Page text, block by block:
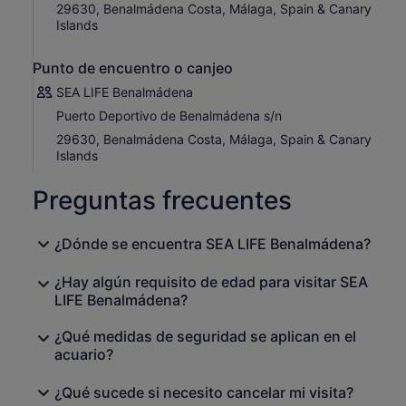
concienciación, y contribuimos constantemente a la
conservación y el bienestar de los animales marinos.
Benalmádena está realizando actualmente unas obras
para mejorar sus instalaciones. Muy pronto puedes
Benalmádena te pide disculpas por las molestias
ocasionadas; el personal in situ atenderá tus consultas.
29630, Benalmádena Costa, Málaga, Spain & Canary
Islands
Punto de encuentro o canjeo
SEA LIFE Benalmádena
Puerto Deportivo de Benalmádena s/n
29630, Benalmádena Costa, Málaga, Spain & Canary
Islands
Preguntas frecuentes
¿Dónde se encuentra SEA LIFE Benalmádena?
¿Hay algún requisito de edad para visitar SEA
LIFE Benalmádena?
¿Qué medidas de seguridad se aplican en el
acuario?
¿Qué sucede si necesito cancelar mi visita?